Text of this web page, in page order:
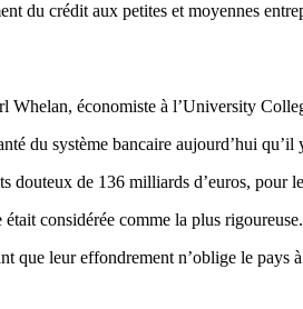
du crédit aux petites et moyennes
Whelan, économiste à l’University
du système bancaire aujourd’hui qu’il
douteux de 136 milliards d’euros, pour
considérée comme la plus rigoureuse.
que leur effondrement n’oblige le pays